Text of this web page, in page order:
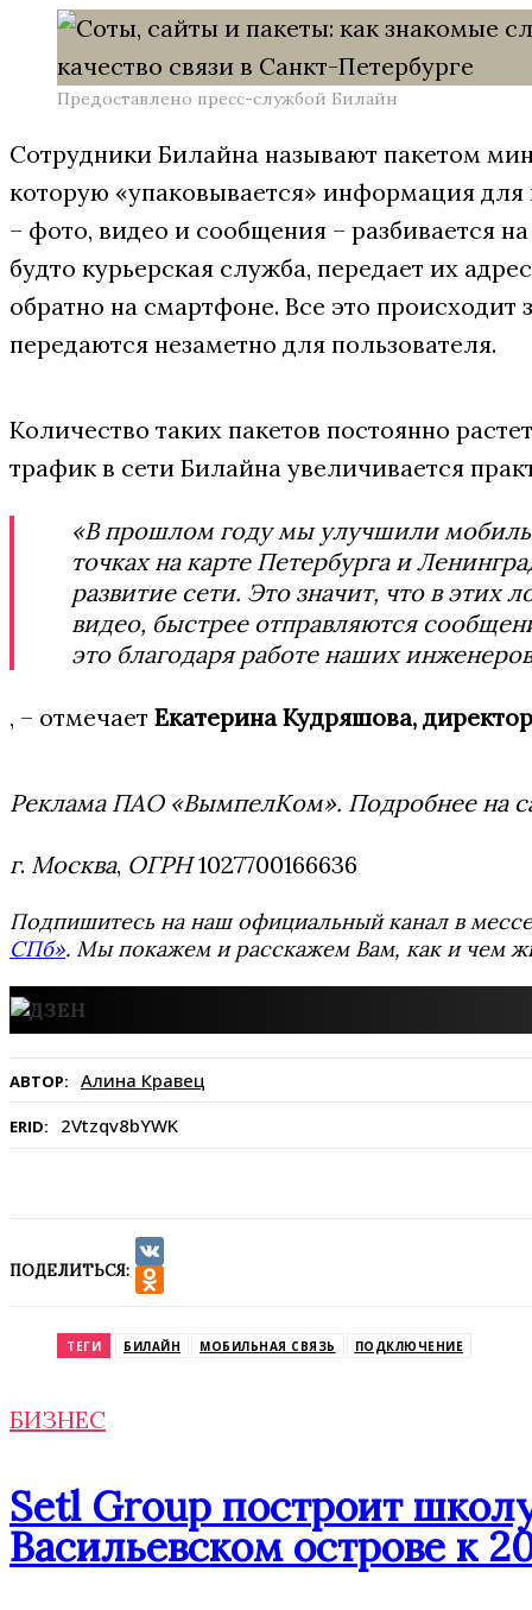
Предоставлено пресс-службой Билайн
Сотрудники Билайна называют пакетом
которую «упаковывается» информация
– фото, видео и сообщения – разбивается
будто курьерская служба, передает их
обратно на смартфоне. Все это
передаются незаметно для пользователя.
Количество таких пакетов постоянно
трафик в сети Билайна увеличивается
«В прошлом году мы улучшили
точках на карте Петербурга и
развитие сети. Это значит, что в этих
видео, быстрее отправляются
это благодаря работе наших
, – отмечает Екатерина Кудряшова,
Реклама ПАО «ВымпелКом». Подробнее на
г. Москва, ОГРН1027700166636
Подпишитесь на наш официальный канал в
СПб». Мы покажем и расскажем Вам, как и чем
АВТОР: Алина Кравец
ERID: 2Vtzqv8bYWK
ПОДЕЛИТЬСЯ:
VK
ТЕГИ БИЛАЙН МОБИЛЬНАЯ СВЯЗЬ ПОДКЛЮЧЕНИЕ
БИЗНЕС
Setl Group построит
Васильевском острове к